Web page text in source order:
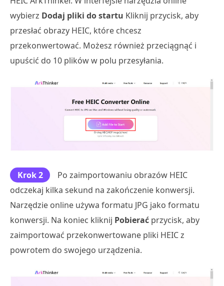
wybierz Dodaj pliki do startu Kliknij przycisk, aby
przesłać obrazy HEIC, które chcesz
przekonwertować. Możesz również przeciągnąć i
upuścić do 10 plików w polu przesyłania.
Krok 2
Po zaimportowaniu obrazów HEIC
odczekaj kilka sekund na zakończenie konwersji.
Narzędzie online używa formatu JPG jako formatu
konwersji. Na koniec kliknij Pobierać przycisk, aby
zaimportować przekonwertowane pliki HEIC z
powrotem do swojego urządzenia.